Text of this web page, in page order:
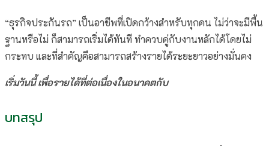
“ธุรกิจประกันรถ” เป็นอาชีพที่เปิดกว้างสำหรับทุกคน ไม่ว่าจะมีพื้น
ฐานหรือไม่ ก็สามารถเริ่มได้ทันที ทำควบคู่กับงานหลักได้โดยไม่
กระทบ และที่สำคัญคือสามารถสร้างรายได้ระยะยาวอย่างมั่นคง
เริ่มวันนี้ เพื่อรายได้ที่ต่อเนื่องในอนาคตกับ
บทสรุป